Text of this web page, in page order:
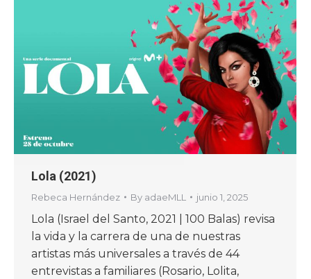
Lola (2021)
Rebeca Hernández By adaeMLL junio 1, 2025
Lola (Israel del Santo, 2021 | 100 Balas) revisa
la vida y la carrera de una de nuestras
artistas más universales a través de 44
entrevistas a familiares (Rosario, Lolita,